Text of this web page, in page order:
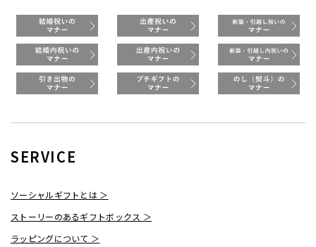
SERVICE
ソーシャルギフトとは ＞
ストーリーのあるギフトボックス ＞
ラッピングについて ＞